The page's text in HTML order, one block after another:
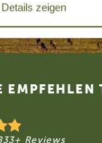
Details zeigen
Reviews